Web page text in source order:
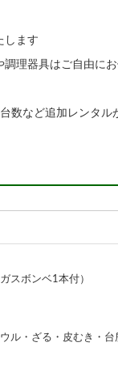
します
理器具はご自由にお
数など追加レンタル
スボンベ1本付）
ル・ざる・皮むき・台